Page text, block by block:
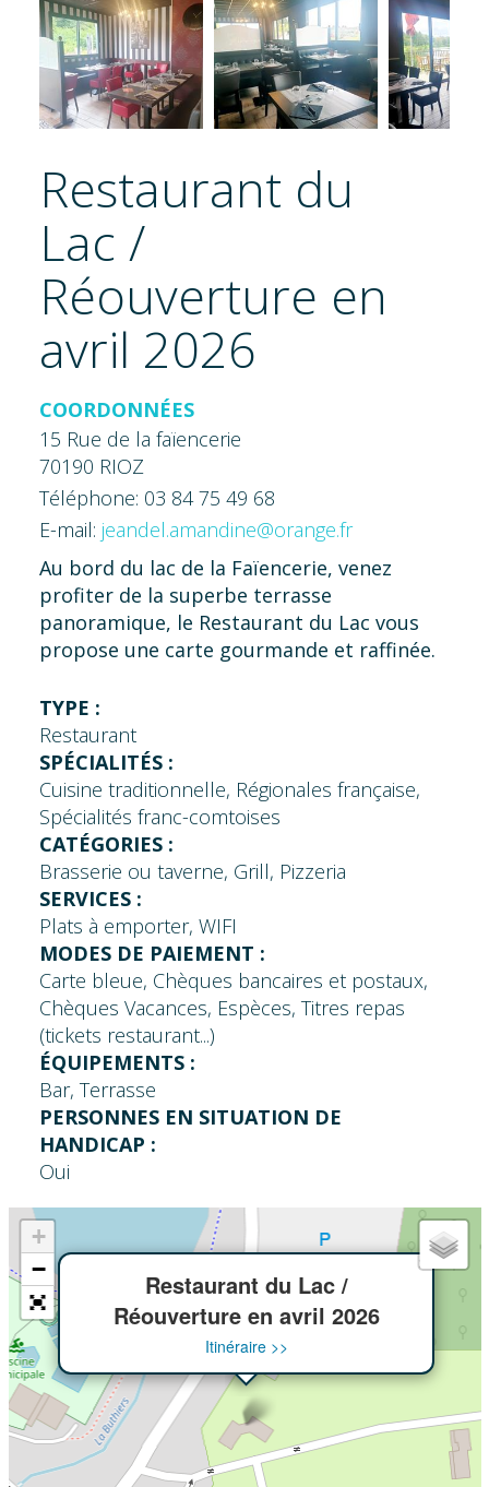
Restaurant du
Lac /
Réouverture en
avril 2026
COORDONNÉES
15 Rue de la faïencerie
70190 RIOZ
Téléphone: 03 84 75 49 68
E-mail: jeandel.amandine@orange.fr
Au bord du lac de la Faïencerie, venez
profiter de la superbe terrasse
panoramique, le Restaurant du Lac vous
propose une carte gourmande et raffinée.
TYPE :
Restaurant
SPÉCIALITÉS :
Cuisine traditionnelle, Régionales française,
Spécialités franc-comtoises
CATÉGORIES :
Brasserie ou taverne, Grill, Pizzeria
SERVICES :
Plats à emporter, WIFI
MODES DE PAIEMENT :
Carte bleue, Chèques bancaires et postaux,
Chèques Vacances, Espèces, Titres repas
(tickets restaurant...)
ÉQUIPEMENTS :
Bar, Terrasse
PERSONNES EN SITUATION DE
HANDICAP :
Oui
Restaurant du Lac /
Réouverture en avril 2026
Itinéraire >>
×
+
−